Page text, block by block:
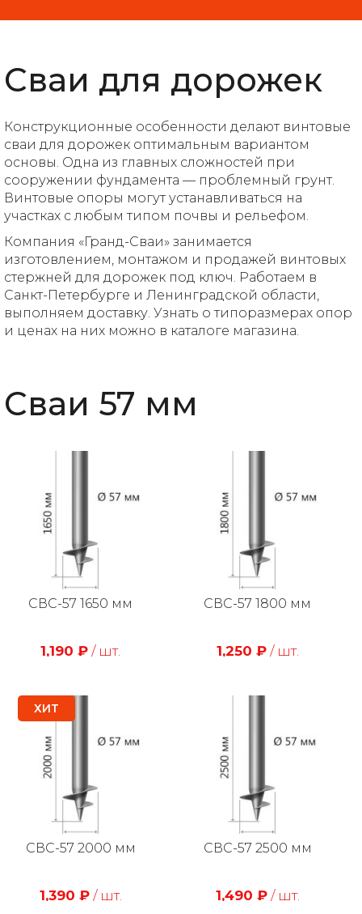
Сваи для дорожек
Конструкционные особенности делают винтовые
сваи для дорожек оптимальным вариантом
основы. Одна из главных сложностей при
сооружении фундамента — проблемный грунт.
Винтовые опоры могут устанавливаться на
участках с любым типом почвы и рельефом.
Компания «Гранд-Сваи» занимается
изготовлением, монтажом и продажей винтовых
стержней для дорожек под ключ. Работаем в
Санкт-Петербурге и Ленинградской области,
выполняем доставку. Узнать о типоразмерах опор
и ценах на них можно в каталоге магазина.
Сваи 57 мм
СВС-57 1650 мм
1,190 ₽ / шт.
СВС-57 1800 мм
1,250 ₽ / шт.
ХИТ
СВС-57 2000 мм
1,390 ₽ / шт.
СВС-57 2500 мм
1,490 ₽ / шт.